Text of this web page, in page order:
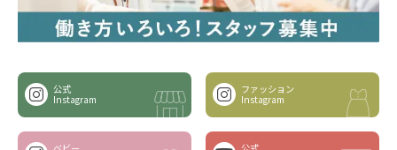
公式
Instagram
ファッション
Instagram